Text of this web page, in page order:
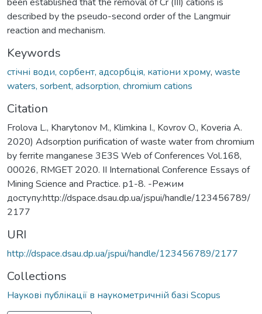
described by the pseudo-second order of the Langmuir
reaction and mechanism.
Keywords
стічні води, сорбент, адсорбція, катіони хрому, waste
waters, sorbent, adsorption, chromium cations
Citation
Frolova L., Kharytonov M., Klimkina I., Kovrov O., Koveria A.
2020) Adsorption purification of waste water from chromium
by ferrite manganese 3E3S Web of Conferences Vol.168,
00026, RMGET 2020. II International Conference Essays of
Mining Science and Practice. p1-8. -Режим
доступу:http://dspace.dsau.dp.ua/jspui/handle/123456789/
2177
URI
http://dspace.dsau.dp.ua/jspui/handle/123456789/2177
Collections
Наукові публікації в наукометричній базі Scopus